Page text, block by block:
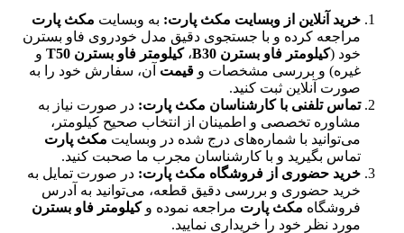
خرید آنلاین از وبسایت مکث پارت: به وبسایت مکث پارت
مراجعه کرده و با جستجوی دقیق مدل خودروی فاو بسترن
خود (کیلومتر فاو بسترن B30 ،کیلومتر فاو بسترن T50
و
غیره) و بررسی مشخصات و قیمت آن، سفارش خود را به
صورت آنلاین ثبت کنید.
تماس تلفنی با کارشناسان مکث پارت: در صورت نیاز به
مشاوره تخصصی و اطمینان از انتخاب صحیح کیلومتر،
می‌توانید با شماره‌های درج شده در وبسایت مکث پارت
تماس بگیرید و با کارشناسان مجرب ما صحبت کنید.
خرید حضوری از فروشگاه مکث پارت: در صورت تمایل به
خرید حضوری و بررسی دقیق قطعه، می‌توانید به آدرس
فروشگاه مکث پارت مراجعه نموده وکیلومتر فاو بسترن
مورد نظر خود را خریداری نمایید.